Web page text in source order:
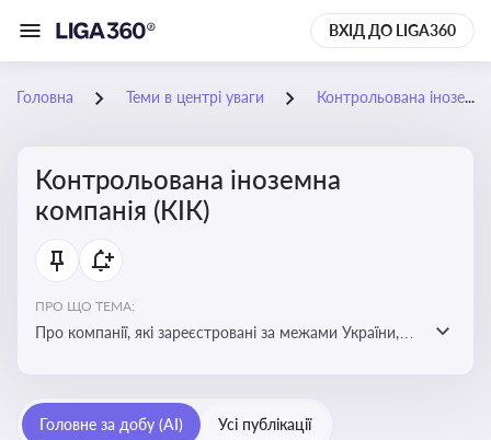
ВХІД ДО LIGA360
Головна Теми в центрі уваги Контрольована іноземна компанія (КІК)
Контрольована іноземна
компанія (КІК)
ПРО ЩО ТЕМА:
Про компанії, які зареєстровані за межами України,
органами України щодо своїх доходів і витрат
Головне за добу (AI) Усі публікації